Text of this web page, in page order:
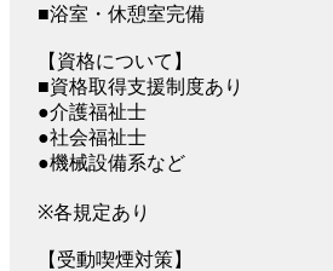
■浴室・休憩室完備
【資格について】
■資格取得支援制度あり
●介護福祉士
●社会福祉士
●機械設備系など
※各規定あり
【受動喫煙対策】